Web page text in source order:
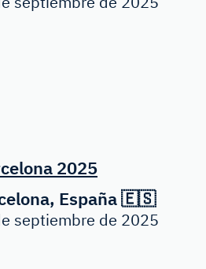
2025
España 🇪🇸
septiembre de 2025